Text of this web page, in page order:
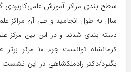
سال به طول انجامید و طی آن مراکز
دسته بندی شدند و در این بین مرکز
کرمانشاه توانست
بگیرد/دکتر رادملکشاهی در این نشست